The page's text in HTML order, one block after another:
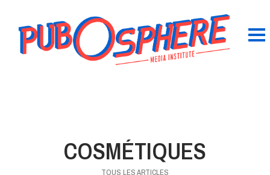
COSMÉTIQUES
TOUS LES ARTICLES